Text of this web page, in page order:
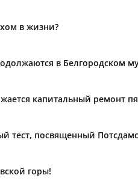
в жизни?
в Белгородском
капитальный ремонт
тест, посвященный
горы!